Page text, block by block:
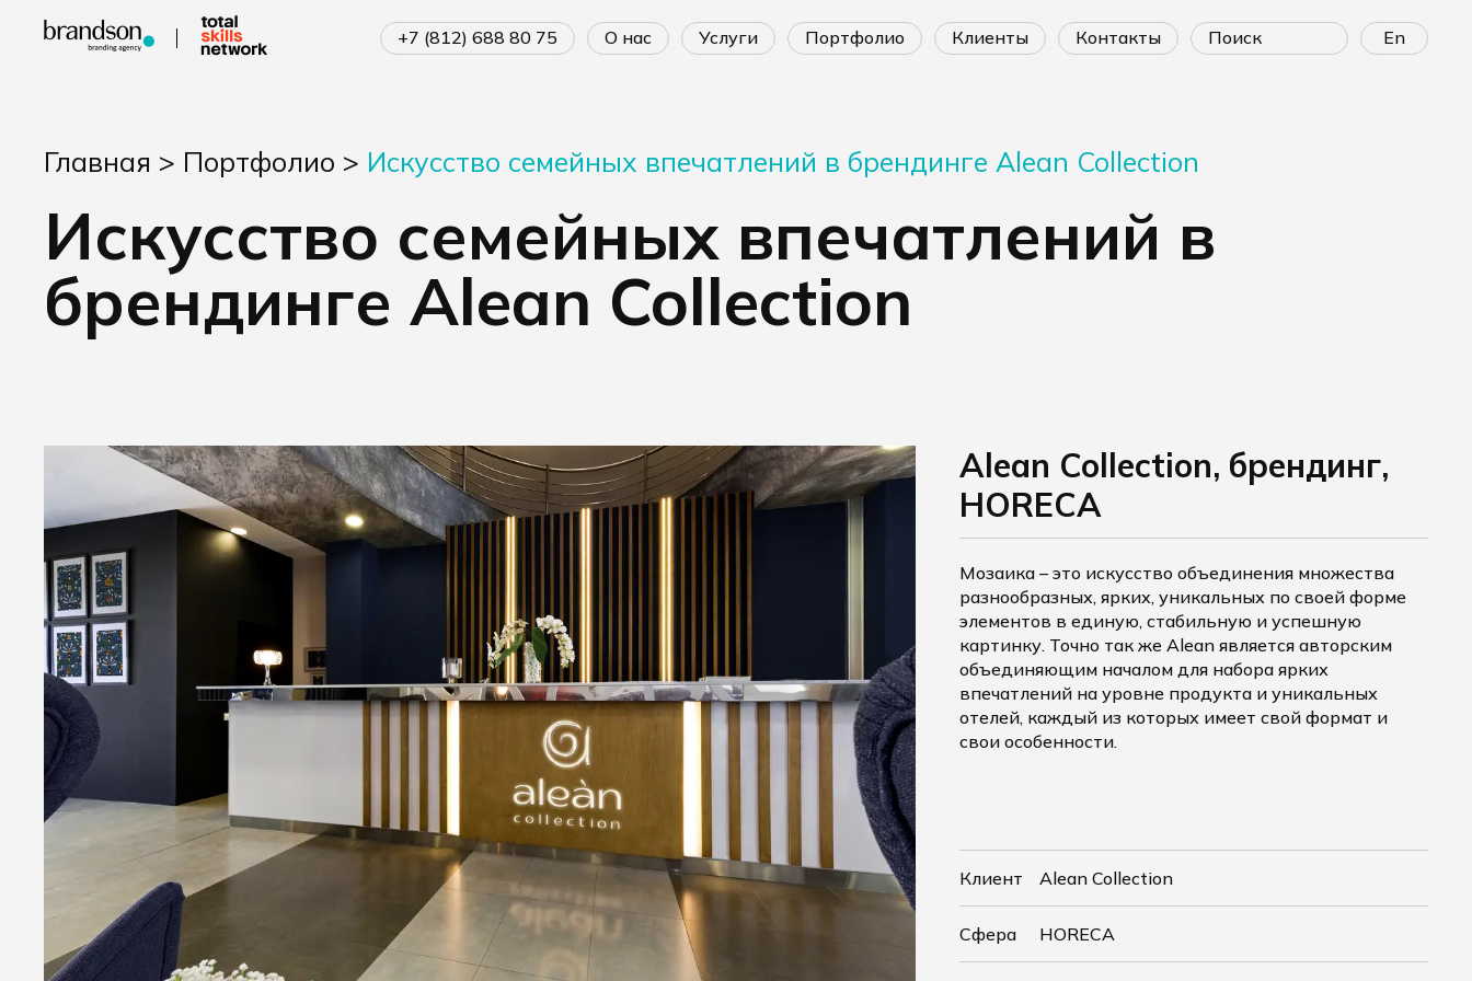
+7 (812) 688 80 75 о нас услуги портфолио клиенты контакты En
Главная > Портфолио > Искусство семейных впечатлений в брендинге Alean Collection
Искусство семейных впечатлений в
брендинге Alean Collection
Alean Collection, брендинг,
HORECA
Мозаика – это искусство объединения множества
разнообразных, ярких, уникальных по своей форме
элементов в единую, стабильную и успешную
картинку. Точно так же Alean является авторским
объединяющим началом для набора ярких
впечатлений на уровне продукта и уникальных
отелей, каждый из которых имеет свой формат и
свои особенности.
Клиент Alean Collection
Сфера HORECA